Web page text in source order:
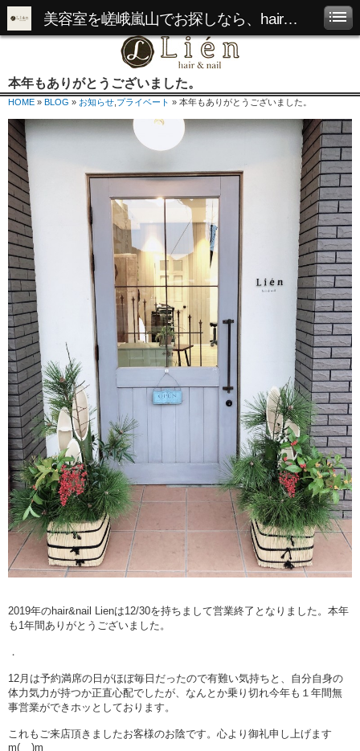
美容室を嵯峨嵐山でお探しなら、hair&nail Lienへ
本年もありがとうございました。
HOME » BLOG » お知らせ プライベート » 本年もありがとうございました。
2019年のhair&nail Lienは12/30を持ちまして営業終了となりました。本年
も1年間ありがとうございました。
．
12月は予約満席の日がほぼ毎日だったので有難い気持ちと、自分自身の
体力気力が持つか正直心配でしたが、なんとか乗り切れ今年も１年間無
事営業ができホッとしております。
これもご来店頂きましたお客様のお陰です。心より御礼申し上げます
m(__)m